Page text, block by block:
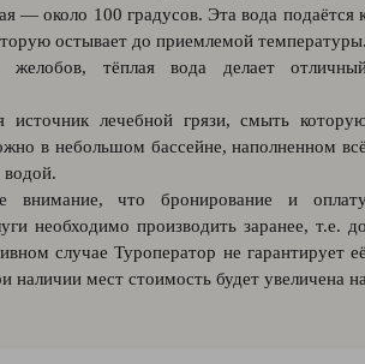
— около 100 градусов. Эта вода подаётся
остывает до приемлемой
тёплая вода делает
источник лечебной грязи, смыть
в небольшом бассейне, наполненном
что бронирование и
необходимо производить заранее, т.е.
случае Туроператор не гарантирует
наличии мест стоимость будет увеличена